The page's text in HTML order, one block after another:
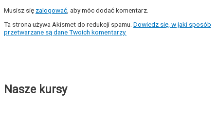
Musisz się zalogować , aby móc dodać komentarz.
Ta strona używa Akismet do redukcji spamu. Dowiedz się, w jaki sposób
przetwarzane są dane Twoich komentarzy.
Nasze kursy